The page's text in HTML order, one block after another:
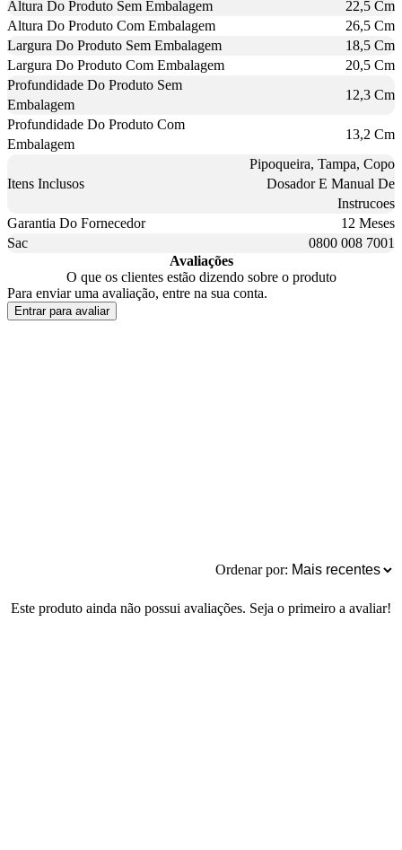
Altura Do Produto Sem Embalagem
22,5 Cm
Altura Do Produto Com Embalagem
26,5 Cm
Largura Do Produto Sem Embalagem
18,5 Cm
Largura Do Produto Com Embalagem
20,5 Cm
Profundidade Do Produto Sem
Embalagem
12,3 Cm
Profundidade Do Produto Com
Embalagem
13,2 Cm
Itens Inclusos
Pipoqueira, Tampa, Copo
Dosador E Manual De
Instrucoes
Garantia Do Fornecedor
12 Meses
Sac
0800 008 7001
Avaliações
O que os clientes estão dizendo sobre o produto
Para enviar uma avaliação, entre na sua conta.
Entrar para avaliar
Ordenar por:
Este produto ainda não possui avaliações. Seja o primeiro a avaliar!